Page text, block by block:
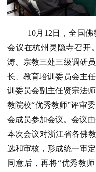
10月12日，全国
会议在杭州灵隐寺召开
涛、宗教三处三级调研
长、教育培训委员会主
训委员会副主任贤宗法
教院校“优秀教师”评审
会成员参加会议。会议由
本次会议对浙江省各佛
选和审核，形成统一审
同意后，再将“优秀教